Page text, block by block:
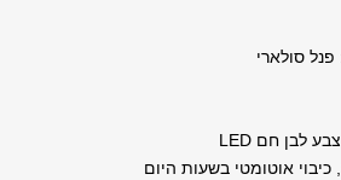
אוטומטי בשעות היום